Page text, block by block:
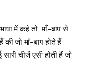
में कहे तो माँ-बाप से
जो माँ-बाप होते हैं
चीजें एसी होती हैं जो